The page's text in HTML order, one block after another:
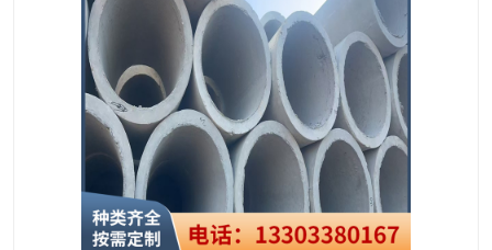
混凝土检查井 预制混凝土检查井
企口水泥管 钢承口水泥管